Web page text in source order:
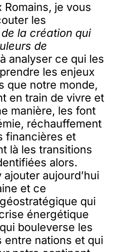
Romains, je vous
les
la création qui
de
analyser ce qui les
les enjeux
que notre monde,
en train de vivre et
manière, les font
réchauffement
financières et
là les transitions
alors.
aujourd’hui
et ce
qui
énergétique
bouleverse les
entre nations et qui